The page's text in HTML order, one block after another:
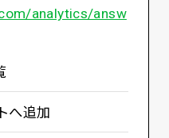
analytics/answ
で開く
へ追加